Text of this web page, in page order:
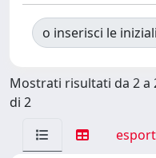
o inserisci le
Mostrati risultati da 2 a
di 2